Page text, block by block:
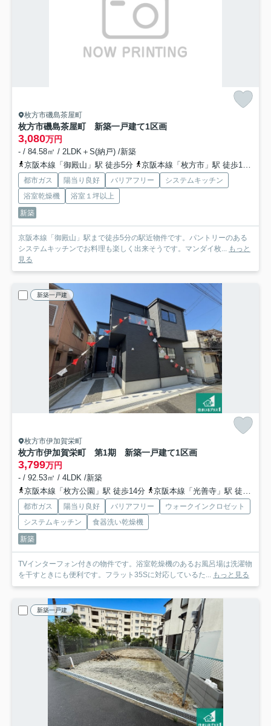
枚方市磯島茶屋町
枚方市磯島茶屋町 新築一戸建て1区画
3,080万円
- / 84.58㎡ / 2LDK＋S(納戸) /新築
京阪本線「御殿山」駅 徒歩5分
京阪本線「枚方市」駅 徒歩16分
都市ガス 陽当り良好 バリアフリー
システムキッチン
浴室乾燥機
浴室１坪以上
新築
京阪本線「御殿山」駅まで徒歩5分の駅近物件です。パントリーのある
システムキッチンでお料理も楽しく出来そうです。マンダイ枚...
もっと
見る
新築一戸建
枚方市伊加賀栄町
枚方市伊加賀栄町 第1期 新築一戸建て1区画
3,799万円
- / 92.53㎡ / 4LDK /新築
京阪本線「枚方公園」駅 徒歩14分
京阪本線「光善寺」駅 徒歩15分
都市ガス 陽当り良好 バリアフリー
ウォークインクロゼット
システムキッチン
食器洗い乾燥機
新築
TVインターフォン付きの物件です。浴室乾燥機のあるお風呂場は洗濯物
を干すときにも便利です。フラット35Sに対応しているた...
もっと見る
新築一戸建